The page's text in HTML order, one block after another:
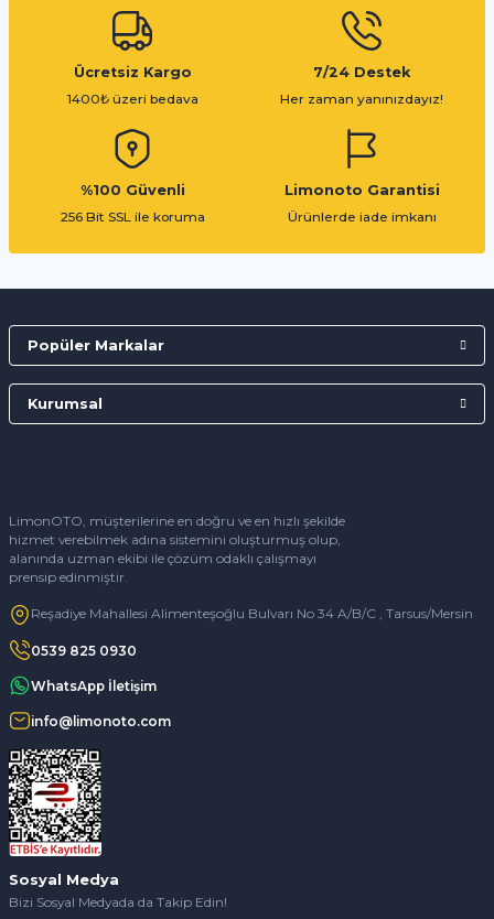
Ücretsiz Kargo
1400₺ üzeri bedava
7/24 Destek
Her zaman yanınızdayız!
%100 Güvenli
256 Bit SSL ile koruma
Limonoto Garantisi
Ürünlerde iade imkanı
LimonOTO, müşterilerine en doğru ve en hızlı şekilde
hizmet verebilmek adına sistemini oluşturmuş olup,
alanında uzman ekibi ile çözüm odaklı çalışmayı
prensip edinmiştir.
Reşadiye Mahallesi Alimenteşoğlu Bulvarı No 34 A/B/C , Tarsus/Mersin
0539 825 0930
WhatsApp İletişim
info@limonoto.com
Popüler Markalar
Kurumsal
Sosyal Medya
Bizi Sosyal Medyada da Takip Edin!